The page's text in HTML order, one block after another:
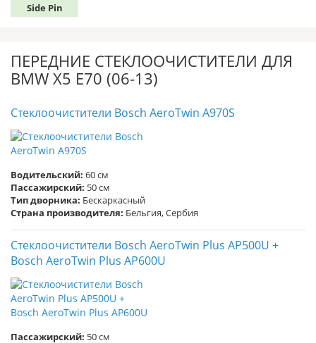
Side Pin
ПЕРЕДНИЕ СТЕКЛООЧИСТИТЕЛИ ДЛЯ
BMW X5 E70 (06-13)
Стеклоочистители Bosch AeroTwin A970S
Водительский: 60 см
Пассажирский: 50 см
Тип дворника: Бескаркасный
Страна производителя: Бельгия, Сербия
Стеклоочистители Bosch AeroTwin Plus AP500U +
Bosch AeroTwin Plus AP600U
Пассажирский: 50 см